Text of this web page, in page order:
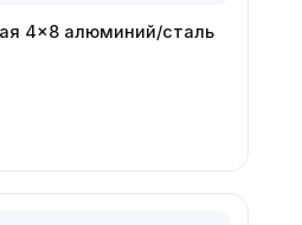
4×8 алюминий/сталь